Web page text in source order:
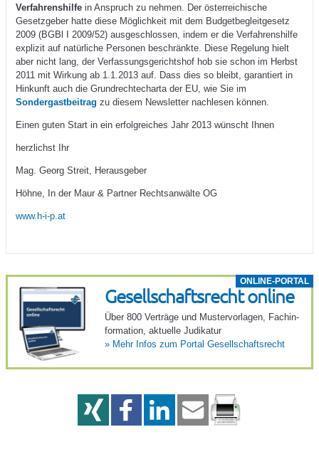
Verfahrenshilfein Anspruch zu nehmen. Der österreichische
Gesetzgeber hatte diese Möglichkeit mit dem Budgetbegleitgesetz
2009 (BGBl I 2009/52) ausgeschlossen, indem er die Verfahrenshilfe
explizit auf natürliche Personen beschränkte. Diese Regelung hielt
aber nicht lang, der Verfassungsgerichtshof hob sie schon im Herbst
2011 mit Wirkung ab 1.1.2013 auf. Dass dies so bleibt, garantiert in
Hinkunft auch die Grundrechtecharta der EU, wie Sie im
Sondergastbeitrag zu diesem Newsletter nachlesen können.
Einen guten Start in ein erfolgreiches Jahr 2013 wünscht Ihnen
herzlichst Ihr
Mag. Georg Streit, Herausgeber
Höhne, In der Maur & Partner Rechtsanwälte OG
www.h-i-p.at
ONLINE-PORTAL
Gesell­schafts­recht online
Über 800 Verträge und Muster­vor­lagen, Fach­in­
for­ma­tion, aktu­elle Judi­katur
»Mehr Infos zum Portal Gesell­schafts­recht